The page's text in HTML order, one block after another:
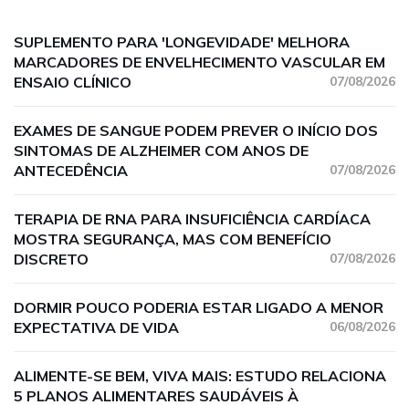
SUPLEMENTO PARA 'LONGEVIDADE' MELHORA
MARCADORES DE ENVELHECIMENTO VASCULAR EM
ENSAIO CLÍNICO
07/08/2026
EXAMES DE SANGUE PODEM PREVER O INÍCIO DOS
SINTOMAS DE ALZHEIMER COM ANOS DE
ANTECEDÊNCIA
07/08/2026
TERAPIA DE RNA PARA INSUFICIÊNCIA CARDÍACA
MOSTRA SEGURANÇA, MAS COM BENEFÍCIO
DISCRETO
07/08/2026
DORMIR POUCO PODERIA ESTAR LIGADO A MENOR
EXPECTATIVA DE VIDA
06/08/2026
ALIMENTE-SE BEM, VIVA MAIS: ESTUDO RELACIONA
5 PLANOS ALIMENTARES SAUDÁVEIS À